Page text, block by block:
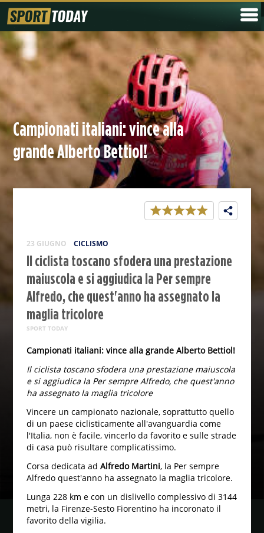
Campionati italiani: vince alla
grande Alberto Bettiol!
23 GIUGNO CICLISMO
Il ciclista toscano sfodera una prestazione
maiuscola e si aggiudica la Per sempre
Alfredo, che quest'anno ha assegnato la
maglia tricolore
SPORT TODAY
Campionati italiani: vince alla grande Alberto Bettiol!
Il ciclista toscano sfodera una prestazione maiuscola
e si aggiudica la Per sempre Alfredo, che quest'anno
ha assegnato la maglia tricolore
Vincere un campionato nazionale, soprattutto quello
di un paese ciclisticamente all'avanguardia come
l'Italia, non è facile, vincerlo da favorito e sulle strade
di casa può risultare complicatissimo.
Corsa dedicata ad Alfredo Martini, la Per sempre
Alfredo quest'anno ha assegnato la maglia tricolore.
Lunga 228 km e con un dislivello complessivo di 3144
metri, la Firenze-Sesto Fiorentino ha incoronato il
favorito della vigilia.